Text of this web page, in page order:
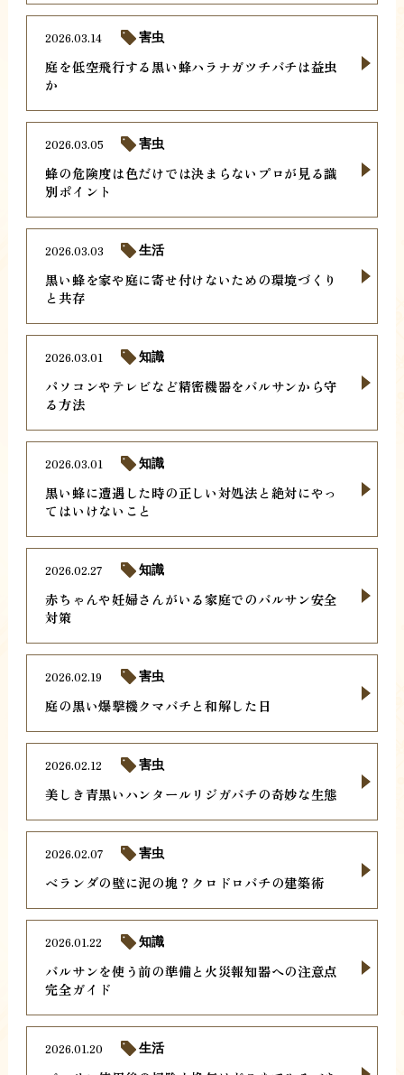
庭を低空飛行する黒い蜂ハラナガツチバチは益虫
か
2026.03.14 害虫
蜂の危険度は色だけでは決まらないプロが見る識
別ポイント
2026.03.05 害虫
黒い蜂を家や庭に寄せ付けないための環境づくり
と共存
2026.03.03 生活
パソコンやテレビなど精密機器をバルサンから守
る方法
2026.03.01 知識
黒い蜂に遭遇した時の正しい対処法と絶対にやっ
てはいけないこと
2026.03.01 知識
赤ちゃんや妊婦さんがいる家庭でのバルサン安全
対策
2026.02.27 知識
庭の黒い爆撃機クマバチと和解した日
2026.02.19 害虫
美しき青黒いハンタールリジガバチの奇妙な生態
2026.02.12 害虫
ベランダの壁に泥の塊？クロドロバチの建築術
2026.02.07 害虫
バルサンを使う前の準備と火災報知器への注意点
完全ガイド
2026.01.22 知識
2026.01.20 生活